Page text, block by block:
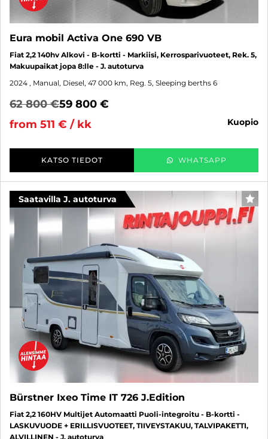
Eura mobil Activa One 690 VB
Fiat 2,2 140hv Alkovi - B-kortti - Markiisi, Kerrosparivuoteet, Rek. 5,
Makuupaikat jopa 8:lle - J. autoturva
2024 , Manual, Diesel, 47 000 km, Reg. 5, Sleeping berths 6
62 800 €59 800 €
from 511 € / kk
kuopio
KATSO TIEDOT WHATSAPP
Saatavilla J. autoturva
Bürstner Ixeo Time IT 726 J.Edition
Fiat 2,2 160HV Multijet Automaatti Puoli-integroitu - B-kortti -
LASKUVUODE + ERILLISVUOTEET, TIIVEYSTAKUU, TALVIPAKETTI,
ALVILLINEN - J. autoturva